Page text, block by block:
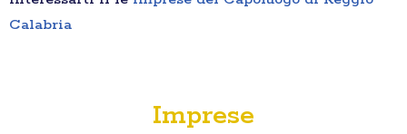
Calabria
Imprese